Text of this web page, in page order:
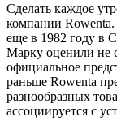
Сделать каждое
компании Rowenta.
еще в 1982 году в
Марку оценили не
официальное
раньше Rowenta
разнообразных
ассоциируется с